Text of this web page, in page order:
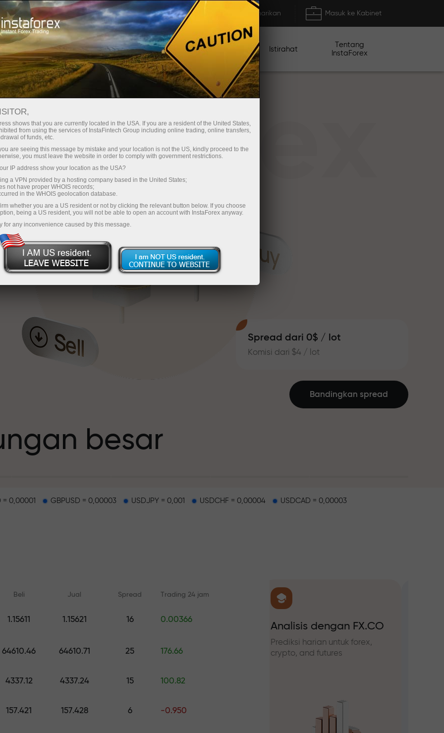
Pembukaan akun instan Platform Trading Deposit/Penarikan Masuk ke Kabinet
Pemula Untuk Investor Untuk Mitra Promo Istirahat
Tentang
InstaForex
Spread dari 0$ / lot
Komisi dari $4 / lot
besar
dan di track balap
pribadi Anda
hadiah senilai hingga $1,500
risiko — kami
Bandingkan spread
= 0,00001 GBPUSD = 0,00003 USDJPY = 0,001 USDCHF = 0,00004 USDCAD = 0,00003
Beli Jual Spread Trading 24 jam
1.15611 1.15621 16 0.00366
64610.46 64610.71 25 176.66
4337.12 4337.24 15 100.82
157.421 157.428 6 -0.950
dan webinar untuk semua level
crypto, and futures
Triple Three: project
hadiah
Lakukan deposit dari $333 dan
shows that you are currently located in the USA. If you are a resident of the United States,
from using the services of InstaFintech Group including online trading, online transfers,
of funds, etc.
are seeing this message by mistake and your location is not the US, kindly proceed to the
you must leave the website in order to comply with government restrictions.
IP address show your location as the USA?
a VPN provided by a hosting company based in the United States;
not have proper WHOIS records;
in the WHOIS geolocation database.
whether you are a US resident or not by clicking the relevant button below. If you choose
being a US resident, you will not be able to open an account with InstaForex anyway.
for any inconvenience caused by this message.